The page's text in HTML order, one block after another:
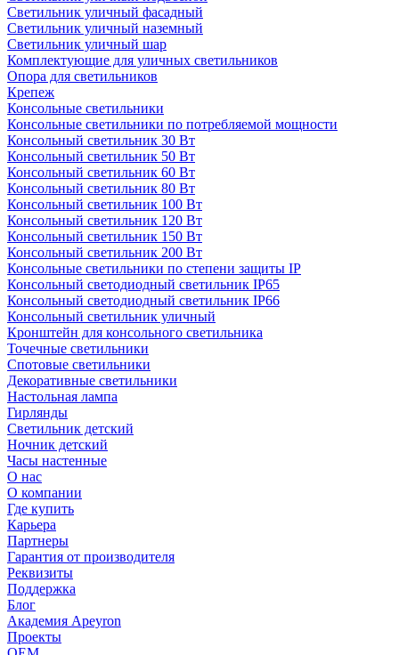
Светильник уличный фасадный
Светильник уличный наземный
Cветильник уличный шар
Комплектующие для уличных светильников
Опора для светильников
Крепеж
Консольные светильники
Консольные светильники по потребляемой мощности
Консольный светильник 30 Вт
Консольный светильник 50 Вт
Консольный светильник 60 Вт
Консольный светильник 80 Вт
Консольный светильник 100 Вт
Консольный светильник 120 Вт
Консольный светильник 150 Вт
Консольный светильник 200 Вт
Консольные светильники по степени защиты IP
Консольный светодиодный светильник IP65
Консольный светодиодный светильник IP66
Консольный светильник уличный
Кронштейн для консольного светильника
Точечные светильники
Спотовые светильники
Декоративные светильники
Настольная лампа
Гирлянды
Светильник детский
Ночник детский
Часы настенные
О нас
О компании
Где купить
Карьера
Партнеры
Гарантия от производителя
Реквизиты
Поддержка
Блог
Академия Apeyron
Проекты